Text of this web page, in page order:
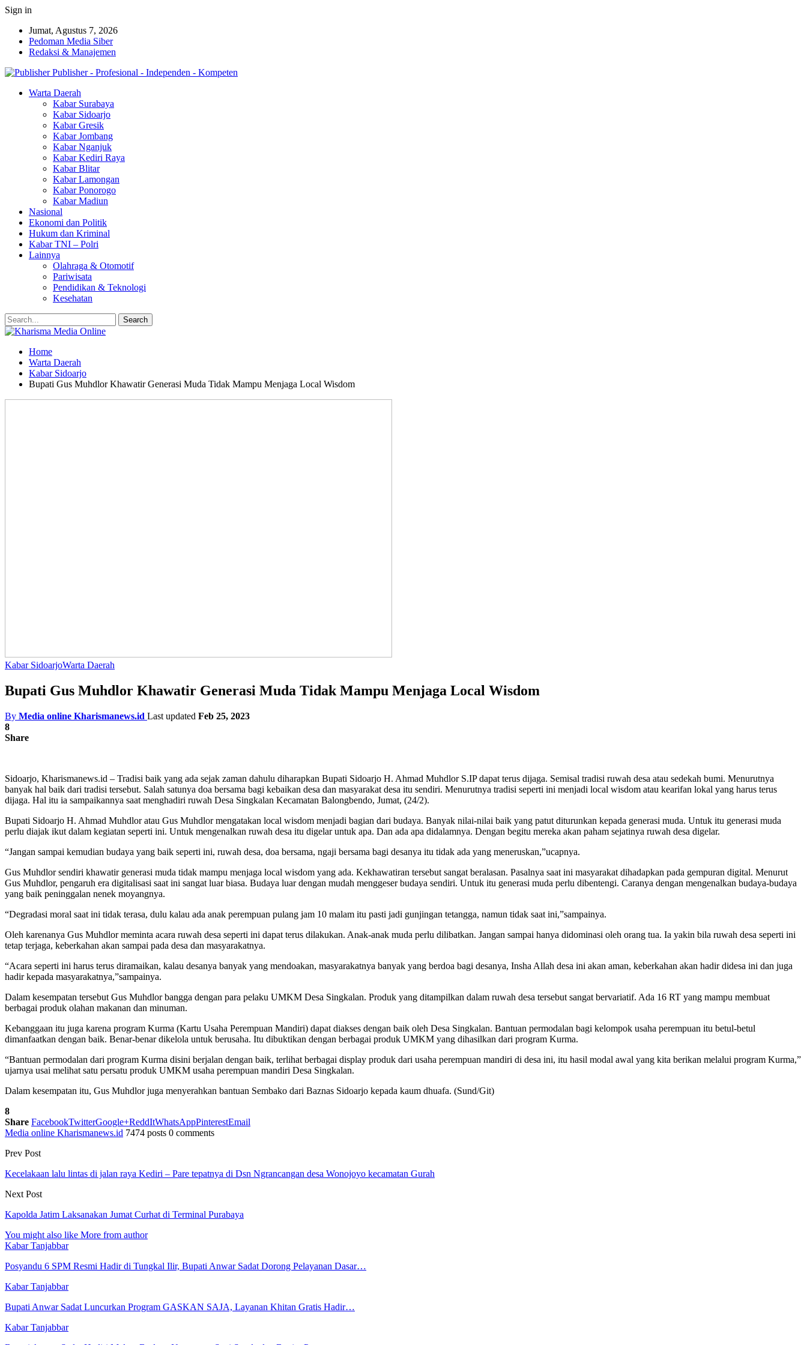
Sign in
Jumat, Agustus 7, 2026
Pedoman Media Siber
Redaksi & Manajemen
Publisher - Profesional - Independen - Kompeten
Warta Daerah
Kabar Surabaya
Kabar Sidoarjo
Kabar Gresik
Kabar Jombang
Kabar Nganjuk
Kabar Kediri Raya
Kabar Blitar
Kabar Lamongan
Kabar Ponorogo
Kabar Madiun
Nasional
Ekonomi dan Politik
Hukum dan Kriminal
Kabar TNI – Polri
Lainnya
Olahraga & Otomotif
Pariwisata
Pendidikan & Teknologi
Kesehatan
Home
Warta Daerah
Kabar Sidoarjo
Bupati Gus Muhdlor Khawatir Generasi Muda Tidak Mampu Menjaga Local Wisdom
Kabar SidoarjoWarta Daerah
Bupati Gus Muhdlor Khawatir Generasi Muda Tidak Mampu Menjaga Local Wisdom
By Media online Kharismanews.id Last updated Feb 25, 2023
8
Share
Sidoarjo, Kharismanews.id – Tradisi baik yang ada sejak zaman dahulu diharapkan Bupati Sidoarjo H. Ahmad Muhdlor S.IP dapat terus dijaga. Semisal tradisi ruwah desa atau sedekah bumi. Menurutnya
banyak hal baik dari tradisi tersebut. Salah satunya doa bersama bagi kebaikan desa dan masyarakat desa itu sendiri. Menurutnya tradisi seperti ini menjadi local wisdom atau kearifan lokal yang harus terus
dijaga. Hal itu ia sampaikannya saat menghadiri ruwah Desa Singkalan Kecamatan Balongbendo, Jumat, (24/2).
Bupati Sidoarjo H. Ahmad Muhdlor atau Gus Muhdlor mengatakan local wisdom menjadi bagian dari budaya. Banyak nilai-nilai baik yang patut diturunkan kepada generasi muda. Untuk itu generasi muda
perlu diajak ikut dalam kegiatan seperti ini. Untuk mengenalkan ruwah desa itu digelar untuk apa. Dan ada apa didalamnya. Dengan begitu mereka akan paham sejatinya ruwah desa digelar.
“Jangan sampai kemudian budaya yang baik seperti ini, ruwah desa, doa bersama, ngaji bersama bagi desanya itu tidak ada yang meneruskan,”ucapnya.
Gus Muhdlor sendiri khawatir generasi muda tidak mampu menjaga local wisdom yang ada. Kekhawatiran tersebut sangat beralasan. Pasalnya saat ini masyarakat dihadapkan pada gempuran digital. Menurut
Gus Muhdlor, pengaruh era digitalisasi saat ini sangat luar biasa. Budaya luar dengan mudah menggeser budaya sendiri. Untuk itu generasi muda perlu dibentengi. Caranya dengan mengenalkan budaya-budaya
yang baik peninggalan nenek moyangnya.
“Degradasi moral saat ini tidak terasa, dulu kalau ada anak perempuan pulang jam 10 malam itu pasti jadi gunjingan tetangga, namun tidak saat ini,”sampainya.
Oleh karenanya Gus Muhdlor meminta acara ruwah desa seperti ini dapat terus dilakukan. Anak-anak muda perlu dilibatkan. Jangan sampai hanya didominasi oleh orang tua. Ia yakin bila ruwah desa seperti ini
tetap terjaga, keberkahan akan sampai pada desa dan masyarakatnya.
“Acara seperti ini harus terus diramaikan, kalau desanya banyak yang mendoakan, masyarakatnya banyak yang berdoa bagi desanya, Insha Allah desa ini akan aman, keberkahan akan hadir didesa ini dan juga
hadir kepada masyarakatnya,”sampainya.
Dalam kesempatan tersebut Gus Muhdlor bangga dengan para pelaku UMKM Desa Singkalan. Produk yang ditampilkan dalam ruwah desa tersebut sangat bervariatif. Ada 16 RT yang mampu membuat
berbagai produk olahan makanan dan minuman.
Kebanggaan itu juga karena program Kurma (Kartu Usaha Perempuan Mandiri) dapat diakses dengan baik oleh Desa Singkalan. Bantuan permodalan bagi kelompok usaha perempuan itu betul-betul
dimanfaatkan dengan baik. Benar-benar dikelola untuk berusaha. Itu dibuktikan dengan berbagai produk UMKM yang dihasilkan dari program Kurma.
“Bantuan permodalan dari program Kurma disini berjalan dengan baik, terlihat berbagai display produk dari usaha perempuan mandiri di desa ini, itu hasil modal awal yang kita berikan melalui program Kurma,”
ujarnya usai melihat satu persatu produk UMKM usaha perempuan mandiri Desa Singkalan.
Dalam kesempatan itu, Gus Muhdlor juga menyerahkan bantuan Sembako dari Baznas Sidoarjo kepada kaum dhuafa. (Sund/Git)
8
Share FacebookTwitterGoogle+ReddItWhatsAppPinterestEmail
Media online Kharismanews.id 7474 posts 0 comments
Prev Post
Kecelakaan lalu lintas di jalan raya Kediri – Pare tepatnya di Dsn Ngrancangan desa Wonojoyo kecamatan Gurah
Next Post
Kapolda Jatim Laksanakan Jumat Curhat di Terminal Purabaya
You might also like More from author
Kabar Tanjabbar
Posyandu 6 SPM Resmi Hadir di Tungkal Ilir, Bupati Anwar Sadat Dorong Pelayanan Dasar…
Kabar Tanjabbar
Bupati Anwar Sadat Luncurkan Program GASKAN SAJA, Layanan Khitan Gratis Hadir…
Kabar Tanjabbar